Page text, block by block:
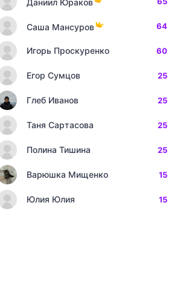
Саша Мансуров 64
Игорь Проскуренко 60
Егор Сумцов 25
Глеб Иванов 25
Таня Сартасова 25
Полина Тишина 25
Варюшка Мищенко 15
Юлия Юлия 15